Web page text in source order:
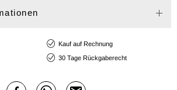
Kauf auf Rechnung
30 Tage Rückgaberecht